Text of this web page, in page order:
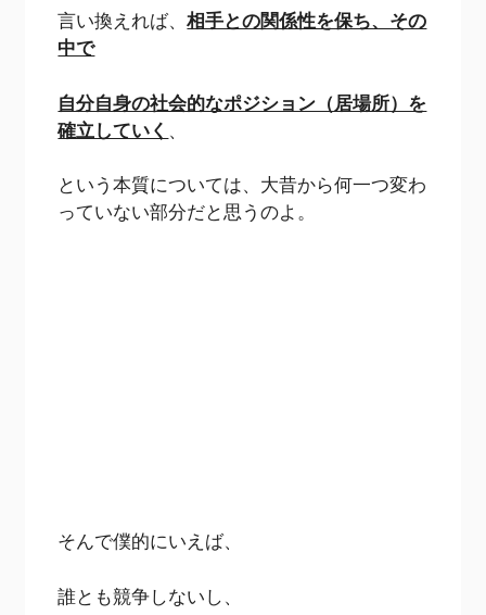
言い換えれば、相手との関係性を保ち、その
中で
自分自身の社会的なポジション（居場所）を
確立していく 、
という本質については、大昔から何一つ変わ
っていない部分だと思うのよ。
そんで僕的にいえば、
誰とも競争しないし、